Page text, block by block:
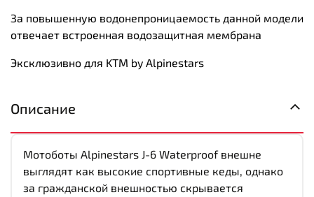
За повышенную водонепроницаемость данной модели
отвечает встроенная водозащитная мембрана
Эксклюзивно для KTM by Alpinestars
Описание
Мотоботы Alpinestars J-6 Waterproof внешне
выглядят как высокие спортивные кеды, однако
за гражданской внешностью скрывается